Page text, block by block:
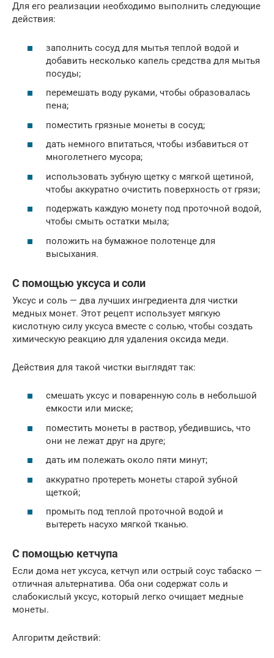
Для его реализации необходимо выполнить следующие
действия:
заполнить сосуд для мытья теплой водой и
добавить несколько капель средства для мытья
посуды;
перемешать воду руками, чтобы образовалась
пена;
поместить грязные монеты в сосуд;
дать немного впитаться, чтобы избавиться от
многолетнего мусора;
использовать зубную щетку с мягкой щетиной,
чтобы аккуратно очистить поверхность от грязи;
подержать каждую монету под проточной водой,
чтобы смыть остатки мыла;
положить на бумажное полотенце для
высыхания.
С помощью уксуса и соли
Уксус и соль — два лучших ингредиента для чистки
медных монет. Этот рецепт использует мягкую
кислотную силу уксуса вместе с солью, чтобы создать
химическую реакцию для удаления оксида меди.
Действия для такой чистки выглядят так:
смешать уксус и поваренную соль в небольшой
емкости или миске;
поместить монеты в раствор, убедившись, что
они не лежат друг на друге;
дать им полежать около пяти минут;
аккуратно протереть монеты старой зубной
щеткой;
промыть под теплой проточной водой и
вытереть насухо мягкой тканью.
С помощью кетчупа
Если дома нет уксуса, кетчуп или острый соус табаско —
отличная альтернатива. Оба они содержат соль и
слабокислый уксус, который легко очищает медные
монеты.
Алгоритм действий: